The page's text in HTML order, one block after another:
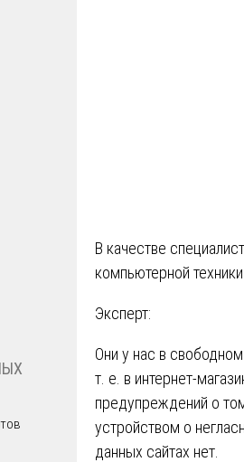
В качестве
компьютерной
Эксперт:
Они у нас в
т. е. в интернет-
предупреждений о
устройством о
данных сайтах нет.